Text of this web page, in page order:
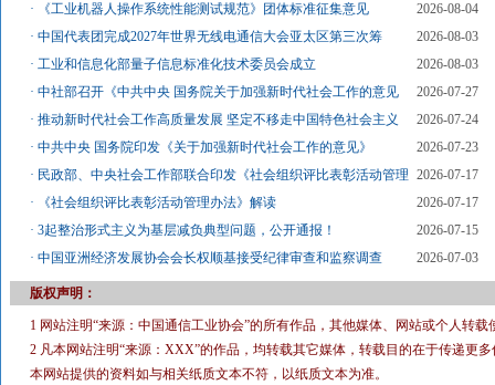
· 《工业机器人操作系统性能测试规范》团体标准征集意见
2026-08-04
·中国代表团完成2027年世界无线电通信大会亚太区第三次筹
2026-08-03
·工业和信息化部量子信息标准化技术委员会成立
2026-08-03
·中社部召开《中共中央 国务院关于加强新时代社会工作的意见
2026-07-27
·推动新时代社会工作高质量发展 坚定不移走中国特色社会主义
2026-07-24
·中共中央 国务院印发《关于加强新时代社会工作的意见》
2026-07-23
· 民政部、中央社会工作部联合印发《社会组织评比表彰活动管理
2026-07-17
·
《社会组织评比表彰活动管理办法》解读
2026-07-17
·3起整治形式主义为基层减负典型问题，公开通报！
2026-07-15
·中国亚洲经济发展协会会长权顺基接受纪律审查和监察调查 2026-07-03
版权声明：
1 网站注明“来源：中国通信工业协会”的所有作品，其他媒体、网站或个人转
2 凡本网站注明“来源：XXX”的作品，均转载其它媒体，转载目的在于传递更
本网站提供的资料如与相关纸质文本不符，以纸质文本为准。